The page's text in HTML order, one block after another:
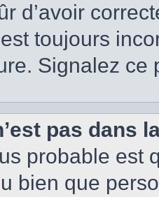
d’avoir
toujours
Signalez
pas dans
probable est
bien que